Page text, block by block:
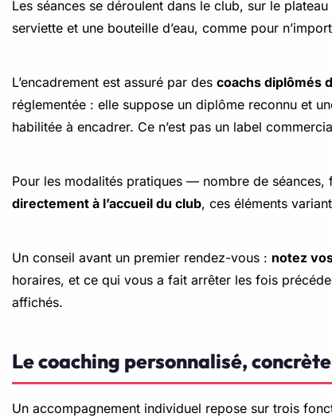
Les séances se déroulent dans le club, sur le
serviette et une bouteille d’eau, comme pour
L’encadrement est assuré par des coachs diplômés
réglementée : elle suppose un diplôme reconnu et
habilitée à encadrer. Ce n’est pas un label
Pour les modalités pratiques — nombre de
directement à l’accueil du club, ces éléments
Un conseil avant un premier rendez-vous : notez
horaires, et ce qui vous a fait arrêter les fois
affichés.
Le coaching personnalisé,
Un accompagnement individuel repose sur trois